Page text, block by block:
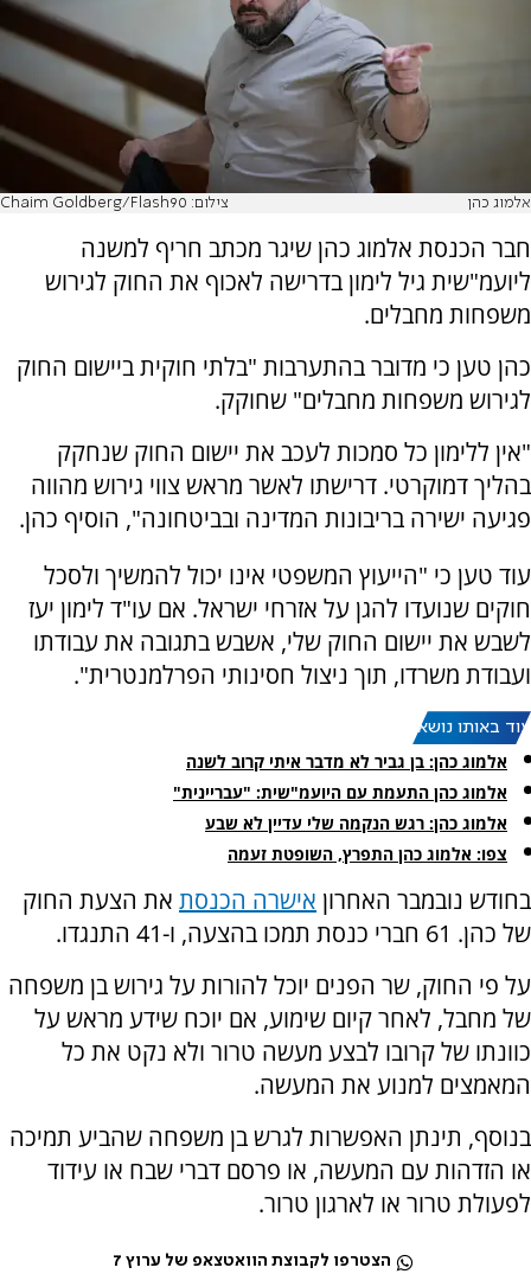
אלמוג כהן צילום: Chaim Goldberg/Flash90
חבר הכנסת אלמוג כהן שיגר מכתב חריף למשנה
ליועמ"שית גיל לימון בדרישה לאכוף את החוק לגירוש
משפחות מחבלים.
כהן טען כי מדובר בהתערבות "בלתי חוקית ביישום החוק
לגירוש משפחות מחבלים" שחוקק.
"אין ללימון כל סמכות לעכב את יישום החוק שנחקק
בהליך דמוקרטי. דרישתו לאשר מראש צווי גירוש מהווה
פגיעה ישירה בריבונות המדינה ובביטחונה", הוסיף כהן.
עוד טען כי "הייעוץ המשפטי אינו יכול להמשיך ולסכל
חוקים שנועדו להגן על אזרחי ישראל. אם עו"ד לימון יעז
לשבש את יישום החוק שלי, אשבש בתגובה את עבודתו
ועבודת משרדו, תוך ניצול חסינותי הפרלמנטרית".
עוד באותו נושא:
אלמוג כהן: בן גביר לא מדבר איתי קרוב לשנה
אלמוג כהן התעמת עם היועמ"שית: "עבריינית"
אלמוג כהן: רגש הנקמה שלי עדיין לא שבע
צפו: אלמוג כהן התפרץ, השופטת זעמה
בחודש נובמבר האחרון אישרה הכנסת את הצעת החוק
של כהן. 61 חברי כנסת תמכו בהצעה, ו-41 התנגדו.
על פי החוק, שר הפנים יוכל להורות על גירוש בן משפחה
של מחבל, לאחר קיום שימוע, אם יוכח שידע מראש על
כוונתו של קרובו לבצע מעשה טרור ולא נקט את כל
המאמצים למנוע את המעשה.
בנוסף, תינתן האפשרות לגרש בן משפחה שהביע תמיכה
או הזדהות עם המעשה, או פרסם דברי שבח או עידוד
לפעולת טרור או לארגון טרור.
הצטרפו לקבוצת הוואטצאפ של ערוץ 7